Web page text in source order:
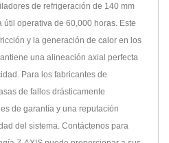
de refrigeración de 140 mm
operativa de 60,000 horas. Este
y la generación de calor en los
una alineación axial perfecta
Para los fabricantes de
de fallos drásticamente
de garantía y una reputación
del sistema. Contáctenos para